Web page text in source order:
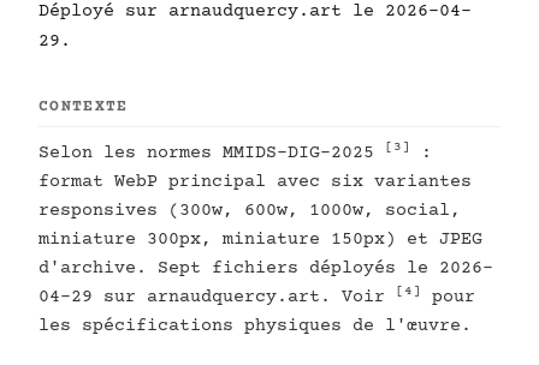
Déployé sur arnaudquercy.art le 2026-04-
29.
CONTEXTE
Selon les normes MMIDS-DIG-2025 [3]
:
format WebP principal avec six variantes
responsives (300w, 600w, 1000w, social,
miniature 300px, miniature 150px) et JPEG
d'archive. Sept fichiers déployés le 2026-
04-29 sur arnaudquercy.art. Voir
[4]
pour
les spécifications physiques de l'œuvre.